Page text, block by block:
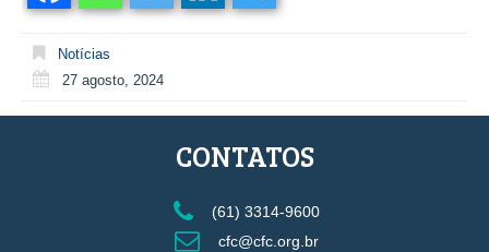
Notícias
27 agosto, 2024
CONTATOS
(61) 3314-9600
cfc@cfc.org.br